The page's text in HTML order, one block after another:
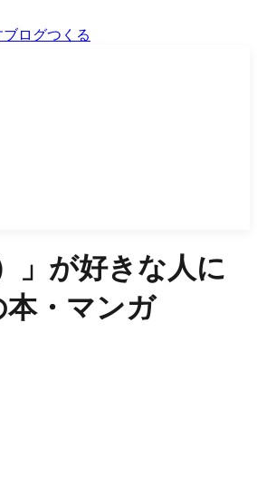
ブログつくる
」が好きな人に
・マンガ